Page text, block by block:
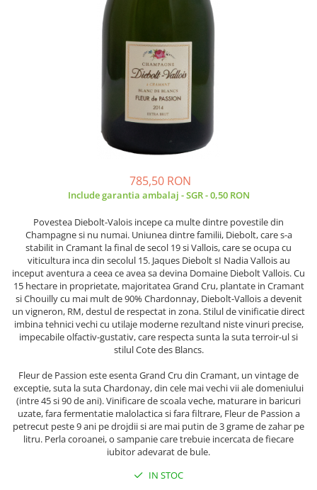
785,50 RON
Include garantia ambalaj - SGR - 0,50 RON
Povestea Diebolt-Valois incepe ca multe dintre povestile din
Champagne si nu numai. Uniunea dintre familii, Diebolt, care s-a
stabilit in Cramant la final de secol 19 si Vallois, care se ocupa cu
viticultura inca din secolul 15. Jaques Diebolt sI Nadia Vallois au
inceput aventura a ceea ce avea sa devina Domaine Diebolt Vallois. Cu
15 hectare in proprietate, majoritatea Grand Cru, plantate in Cramant
si Chouilly cu mai mult de 90% Chardonnay, Diebolt-Vallois a devenit
un vigneron, RM, destul de respectat in zona. Stilul de vinificatie direct
imbina tehnici vechi cu utilaje moderne rezultand niste vinuri precise,
impecabile olfactiv-gustativ, care respecta sunta la suta terroir-ul si
stilul Cote des Blancs.
Fleur de Passion este esenta Grand Cru din Cramant, un vintage de
exceptie, suta la suta Chardonay, din cele mai vechi vii ale domeniului
(intre 45 si 90 de ani). Vinificare de scoala veche, maturare in baricuri
uzate, fara fermentatie malolactica si fara filtrare, Fleur de Passion a
petrecut peste 9 ani pe drojdii si are mai putin de 3 grame de zahar pe
litru. Perla coroanei, o sampanie care trebuie incercata de fiecare
iubitor adevarat de bule.
IN STOC